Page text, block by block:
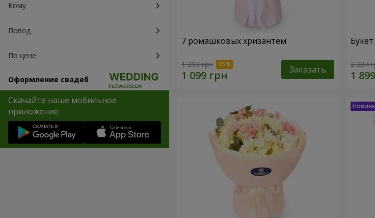
Кому
Повод
По цене
Оформление свадеб
Скачайте наше мобильное
приложение
7 ромашковых хризантем
1 293 грн Заказать 2 234